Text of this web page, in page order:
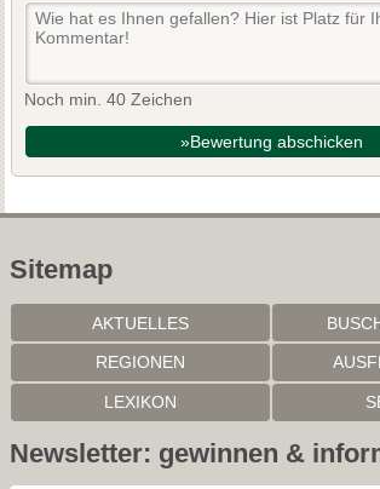
Noch min. 40 Zeichen
»Bewertung abschicken
Sitemap
AKTUELLES
REGIONEN
LEXIKON
Newsletter: gewinnen &